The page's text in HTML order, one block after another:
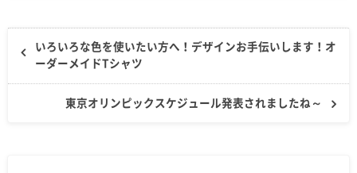
いろいろな色を使いたい方へ！デザインお手伝いします！オ
ーダーメイドTシャツ
東京オリンピックスケジュール発表されましたね～